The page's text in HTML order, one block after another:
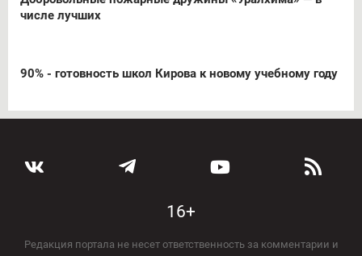
числе лучших
90% - готовность школ Кирова к новому учебному году
16+
Редакция портала не несет ответственность за комментарии и